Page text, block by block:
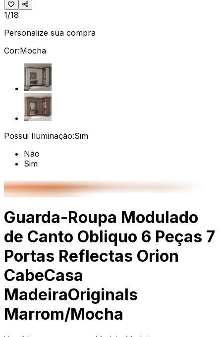
1/18
Personalize sua compra
Cor:Mocha
Possui Iluminação:Sim
Não
Sim
Guarda-Roupa Modulado
de Canto Obliquo 6 Peças 7
Portas Reflectas Orion
CabeCasa
MadeiraOriginals
Marrom/Mocha